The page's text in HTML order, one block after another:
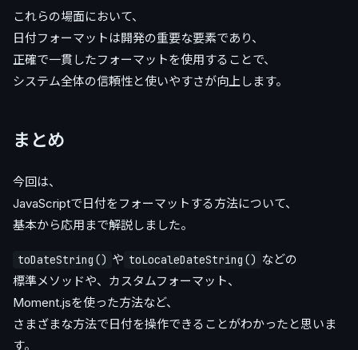
これらの場面において、
日付フォーマットは開発の重要な要素であり、
正確で一貫したフォーマットを使用することで、
システム全体の信頼性と使いやすさが向上します。
まとめ
今回は、
JavaScriptで日付をフォーマットする方法について、
基本から応用まで解説しました。
toDateString() や toLocaleDateString() などの
標準メソッドや、カスタムフォーマット、
Moment.jsを使った方法など、
さまざまな方法で日付を操作できることがわかったと思いま
す。